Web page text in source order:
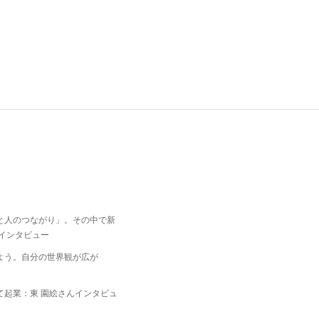
人のつながり」。その中で新
ンタビュー
う。自分の世界観が広が
起業：東 園絵さんインタビュ